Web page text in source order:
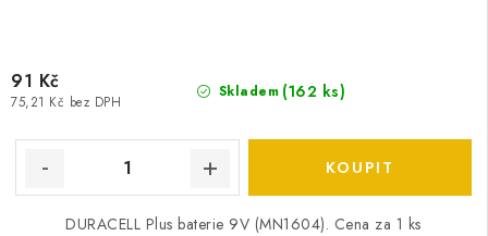
Skladem (162 ks)
75,21 Kč bez DPH
91 Kč
DURACELL Plus baterie 9V (MN1604). Cena za 1 ks